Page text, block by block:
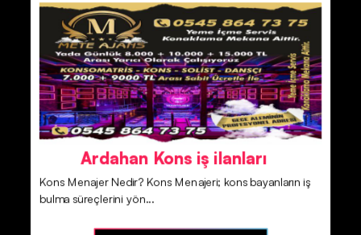
Ardahan Kons iş ilanları
Kons Menajer Nedir? Kons Menajeri; kons bayanların iş
bulma süreçlerini yön...